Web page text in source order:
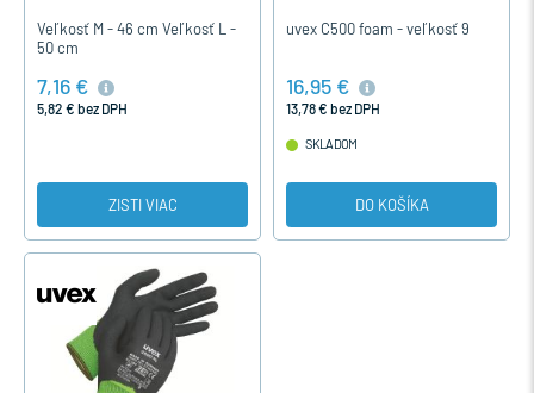
Veľkosť M - 46 cm Veľkosť L -
50 cm
7,16 €
5,82 € bez DPH
ZISTI VIAC
uvex C500 foam - veľkosť 9
16,95 €
13,78 € bez DPH
SKLADOM
DO KOŠÍKA